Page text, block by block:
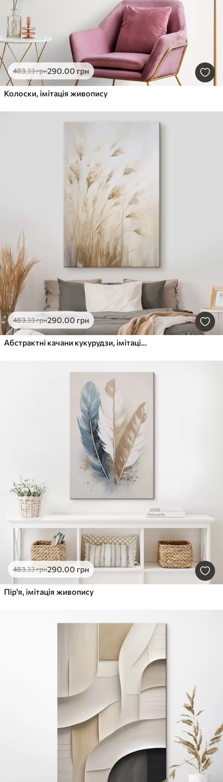
483.33грн290.00 грн
Колоски, імітація живопису
483.33грн290.00 грн
Абстрактні качани кукурудзи, імітація живопису
483.33грн290.00 грн
Пір'я, імітація живопису